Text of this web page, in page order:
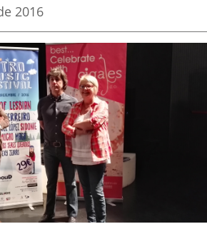
aplicación
externa.
aplicación
externa.
2016